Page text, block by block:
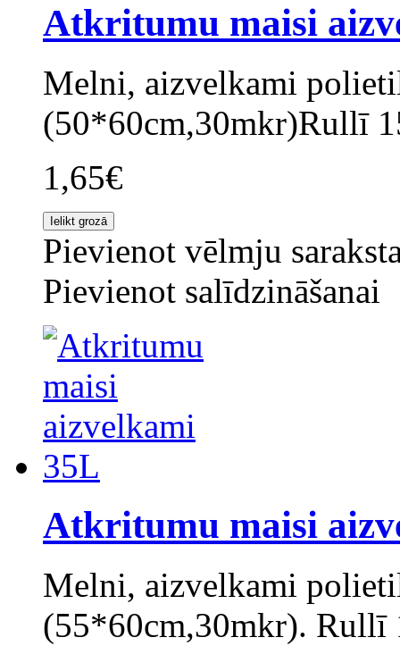
Atkritumu maisi
Melni, aizvelkami
(50*60cm,30mkr)Rullī
1,65€
Pievienot vēlmju
Pievienot salīdzināšanai
Atkritumu maisi
Melni, aizvelkami
(55*60cm,30mkr). Rullī